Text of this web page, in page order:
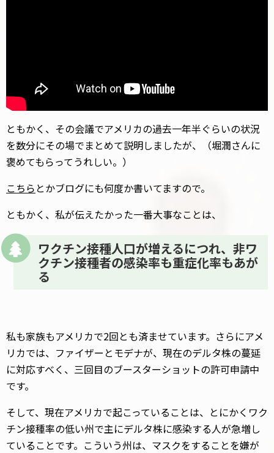
ともかく、その会議でアメリカの過去一年半ぐらいの状況
を数分にその場でまとめて説明しましたが、（堀潤さんに
褒めてもらってうれしい。）
こちら とかブログにも何度か書いてますので。
ともかく、私が伝えたかった一番大事なことは、
ワクチン接種人口が増えるにつれ、非ワ
クチン接種者の感染率も重症化率もあが
る
私も家族もアメリカで2回とも済ませています。さらにアメ
リカでは、ファイザーとモデナが、現在のデルタ株の蔓延
に対応すべく、三回目のブースターショットの許可申請中
です。
そして、現在アメリカで起こっていることは、とにかくワク
チン接種率の低い州で主にデルタ株に感染する人が急増し
ていることです。こういう州は、マスクをすることを嫌が